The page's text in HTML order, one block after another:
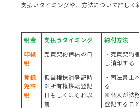
スタッフ紹介
お知らせ
初めの一歩個別相談会情報
不動産相続個別相談会情報
支払いタイミングや、方法について詳しく
税金 支払うタイミング
納付方法
印紙
税
売買契約締結の日
・売買契約
し消印する
登録
免許
税
抵当権抹消登記時
※所有権移転登記
日もしくはそれ以
前
・司法書士
る
※個人が法
登記するこ